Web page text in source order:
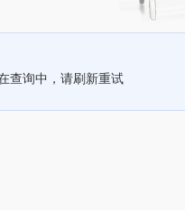
查询中，请刷新重试